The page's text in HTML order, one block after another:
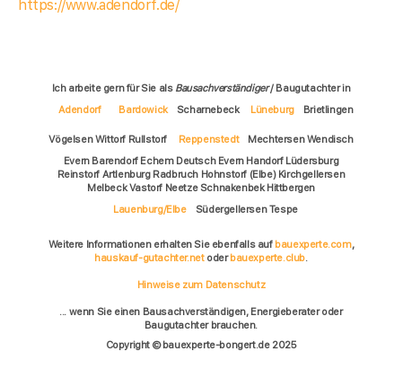
https://www.adendorf.de/
Ich arbeite gern für Sie als Bausachverständiger/ Baugutachter in
Adendorf
Bardowick Scharnebeck Lüneburg Brietlingen
Vögelsen Wittorf Rullstorf Reppenstedt
Mechtersen Wendisch
Evern Barendorf Echem Deutsch Evern Handorf Lüdersburg
Reinstorf Artlenburg Radbruch Hohnstorf (Elbe) Kirchgellersen
Melbeck Vastorf Neetze Schnakenbek Hittbergen
Lauenburg/Elbe
Südergellersen Tespe
Weitere Informationen erhalten Sie ebenfalls auf bauexperte.com,
hauskauf-gutachter.netoderbauexperte.club.
Hinweise zum Datenschutz
... wenn Sie einen Bausachverständigen, Energieberater oder
Baugutachter brauchen.
Copyright © bauexperte-bongert.de 2025